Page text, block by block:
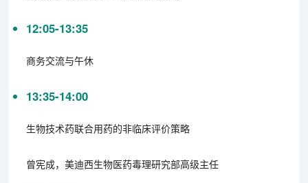
12:05-13:35
商务交流与午休
13:35-14:00
生物技术药联合用药的非临床评价策略
曾宪成，美迪西生物医药毒理研究部高级主任